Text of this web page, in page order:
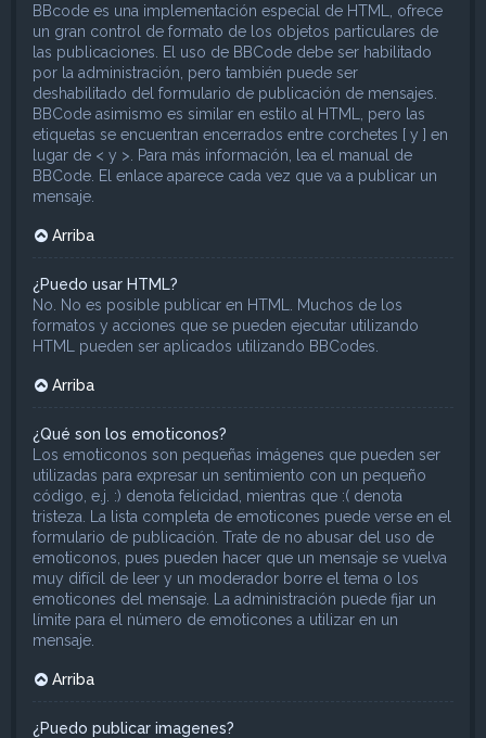
BBcode es una implementación especial de HTML, ofrece
un gran control de formato de los objetos particulares de
las publicaciones. El uso de BBCode debe ser habilitado
por la administración, pero también puede ser
deshabilitado del formulario de publicación de mensajes.
BBCode asimismo es similar en estilo al HTML, pero las
etiquetas se encuentran encerrados entre corchetes [ y ] en
lugar de < y >. Para más información, lea el manual de
BBCode. El enlace aparece cada vez que va a publicar un
mensaje.
Arriba
¿Puedo usar HTML?
No. No es posible publicar en HTML. Muchos de los
formatos y acciones que se pueden ejecutar utilizando
HTML pueden ser aplicados utilizando BBCodes.
Arriba
¿Qué son los emoticonos?
Los emoticonos son pequeñas imágenes que pueden ser
utilizadas para expresar un sentimiento con un pequeño
código, e.j. :) denota felicidad, mientras que :( denota
tristeza. La lista completa de emoticones puede verse en el
formulario de publicación. Trate de no abusar del uso de
emoticonos, pues pueden hacer que un mensaje se vuelva
muy difícil de leer y un moderador borre el tema o los
emoticones del mensaje. La administración puede fijar un
límite para el número de emoticones a utilizar en un
mensaje.
Arriba
¿Puedo publicar imagenes?